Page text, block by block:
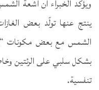
ويؤكد الخبراء أن أشعة
ينتج عنها تولّد بعض
الشمس مع بعض مكونات
بشكل سلبي على الرئتين
تنفسية.